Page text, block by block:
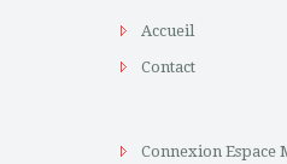
Accueil
Contact
Connexion Espace